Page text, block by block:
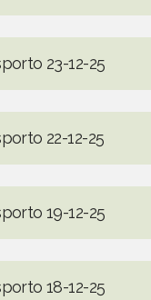
23-12-25
22-12-25
19-12-25
18-12-25